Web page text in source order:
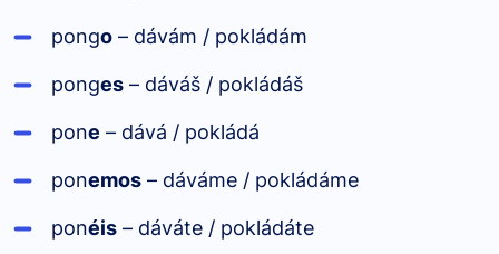
pongo – dávám / pokládám
ponges – dáváš / pokládáš
pone – dává / pokládá
ponemos – dáváme / pokládáme
ponéis – dáváte / pokládáte